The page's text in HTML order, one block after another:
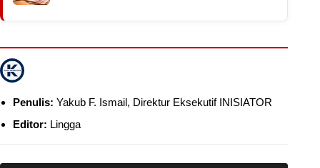
Penulis: Yakub F. Ismail, Direktur Eksekutif INISIATOR
Editor: Lingga